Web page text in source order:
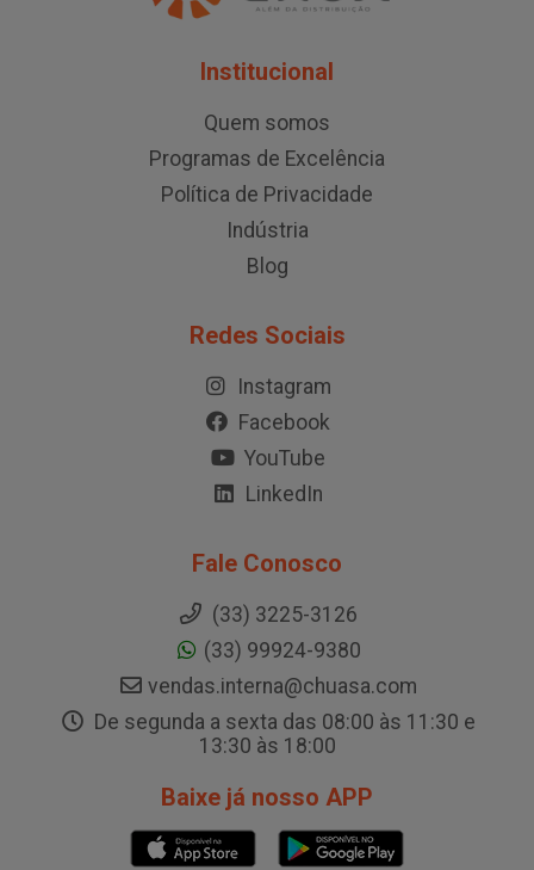
Institucional
Quem somos
Programas de Excelência
Política de Privacidade
Indústria
Blog
Redes Sociais
Instagram
Facebook
YouTube
LinkedIn
Fale Conosco
(33) 3225-3126
(33) 99924-9380
vendas.interna@chuasa.com
De segunda a sexta das 08:00 às 11:30 e
13:30 às 18:00
Baixe já nosso APP